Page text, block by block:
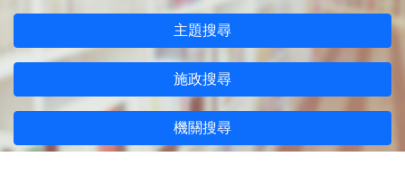
主題搜尋
施政搜尋
機關搜尋